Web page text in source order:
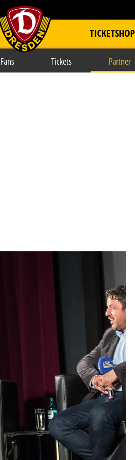
item.title TICKETSHOP
Fans Tickets Partner